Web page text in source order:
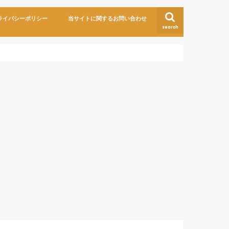
search
イバシーポリシー 当サイトに関するお問い合わせ